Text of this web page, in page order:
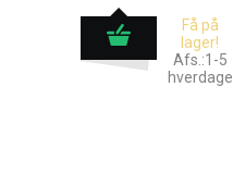
Få på
lager!
Afs.:1-5
hverdage